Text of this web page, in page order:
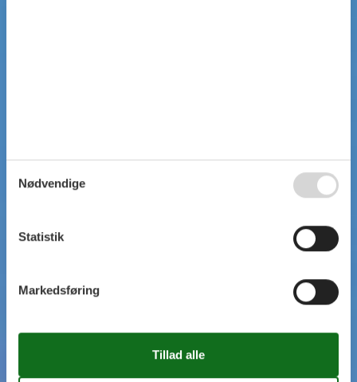
Nødvendige
Statistik
Markedsføring